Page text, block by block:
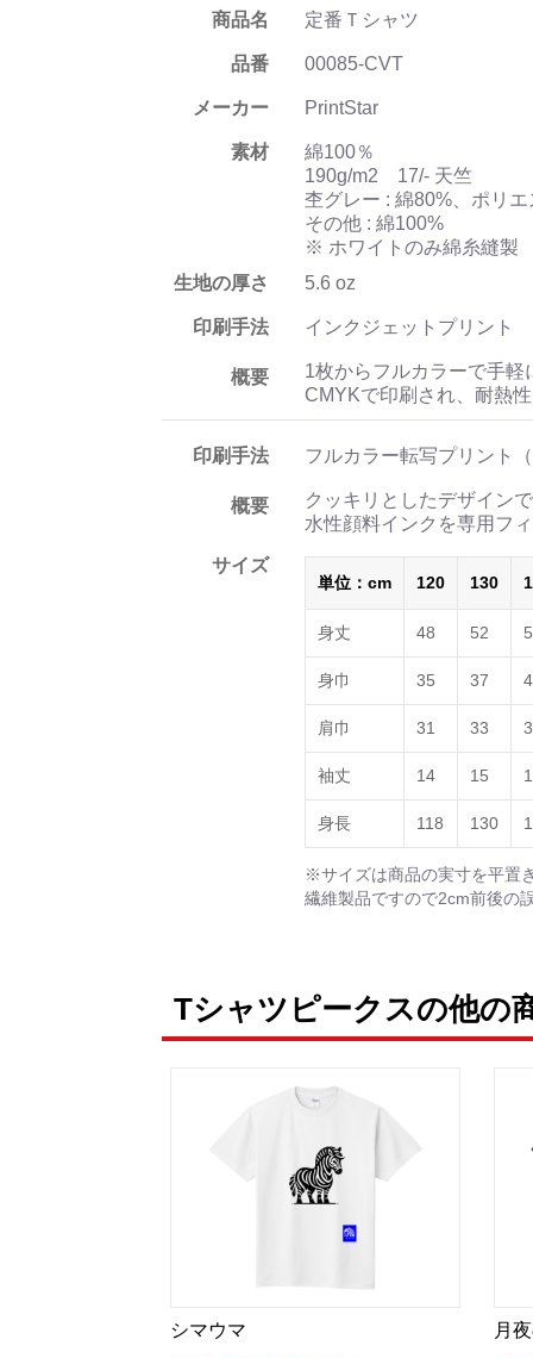
商品名 定番Ｔシャツ
品番 00085-CVT
メーカー PrintStar
素材
綿100％
190g/m2 17/- 天竺
杢グレー : 綿80%、ポリ
その他 : 綿100%
※ ホワイトのみ綿糸縫製
生地の厚さ
5.6 oz
印刷手法 インクジェットプリント
概要
1枚からフルカラーで手
CMYKで印刷され、耐熱
印刷手法 フルカラー転写プリント
概要
クッキリとしたデザイン
水性顔料インクを専用フ
サイズ
単位：cm 120 130
身丈 48 52
身巾 35 37
肩巾 31 33
袖丈 14 15
身長 118 130
※サイズは商品の実寸を平置
繊維製品ですので2cm前後の
Tシャツピークスの他の
シマウマ 月